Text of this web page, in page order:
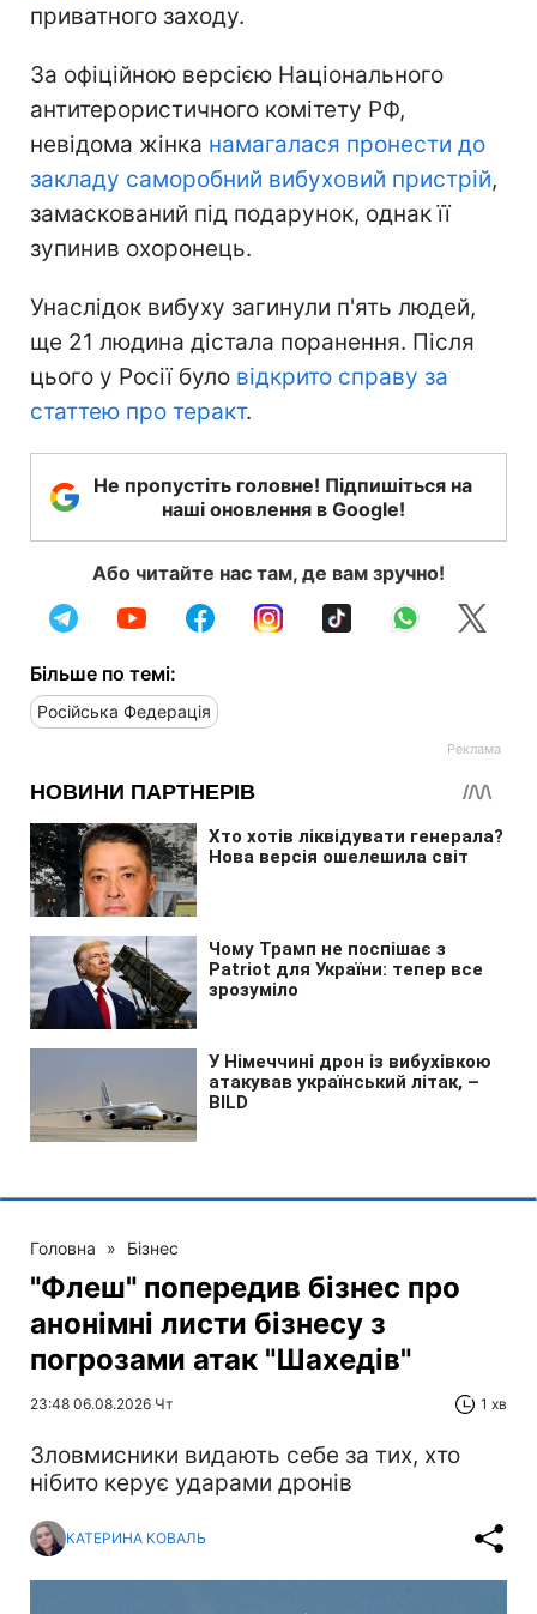
приватного заходу.
За офіційною версією Національного
антитерористичного комітету РФ,
невідома жінка намагалася пронести до
закладу саморобний вибуховий пристрій,
замаскований під подарунок, однак її
зупинив охоронець.
Унаслідок вибуху загинули п'ять людей,
ще 21 людина дістала поранення. Після
цього у Росії було відкрито справу за
статтею про теракт.
Не пропустіть головне! Підпишіться на
наші оновлення в Google!
Або читайте нас там, де вам зручно!
Більше по темі:
Російська Федерація
Головна » Бізнес
"Флеш" попередив бізнес про
анонімні листи бізнесу з
погрозами атак "Шахедів"
23:48 06.08.2026 Чт 1 хв
Зловмисники видають себе за тих, хто
нібито керує ударами дронів
КАТЕРИНА КОВАЛЬ